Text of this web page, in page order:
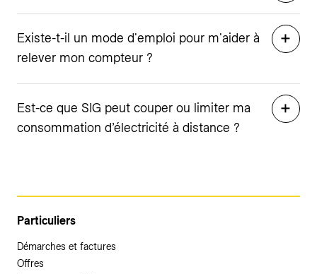
Existe-t-il un mode d'emploi pour m'aider à
relever mon compteur ?
Est-ce que SIG peut couper ou limiter ma
consommation d’électricité à distance ?
Particuliers
Démarches et factures
Offres